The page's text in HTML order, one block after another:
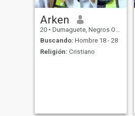
Arken
20 • Dumaguete, Negros Oriental, Filipinas
Buscando: Hombre 18 - 28
Religión: Cristiano